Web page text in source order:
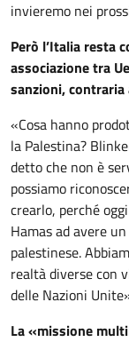
invieremo nei
Però l’Italia resta
associazione tra
sanzioni, contraria
«Cosa hanno
la Palestina?
detto che non è
possiamo
crearlo, perché
Hamas ad avere
palestinese.
realtà diverse con
delle Nazioni
La «missione